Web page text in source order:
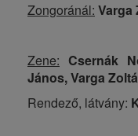
Zongoránál: Varga
Zene: Csernák
János, Varga
Rendező, látvány: